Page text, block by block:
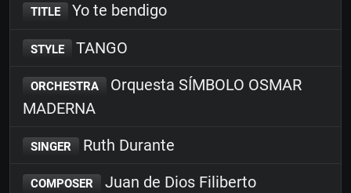
TITLE Yo te bendigo
STYLE TANGO
ORCHESTRA
Orquesta SÍMBOLO OSMAR
MADERNA
SINGER Ruth Durante
COMPOSER Juan de Dios Filiberto